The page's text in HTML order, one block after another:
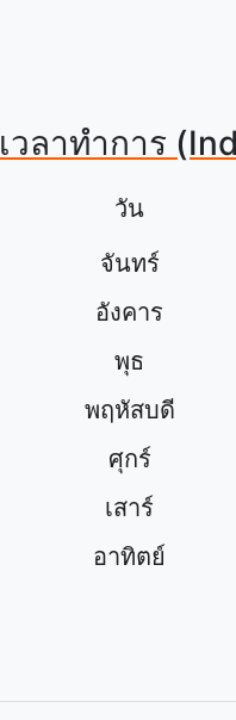
เวลาทำการ
วัน
จันทร์
อังคาร
พุธ
พฤหัสบดี
ศุกร์
เสาร์
อาทิตย์